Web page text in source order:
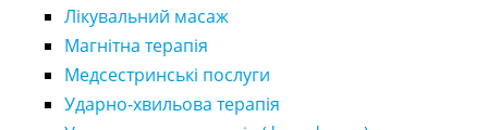
Лікувальний масаж
Магнітна терапія
Медсестринські послуги
Ударно-хвильова терапія